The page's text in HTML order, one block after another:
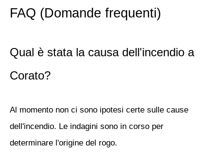
FAQ (Domande frequenti)
Qual è stata la causa dell'incendio a
Corato?
Al momento non ci sono ipotesi certe sulle cause
dell'incendio. Le indagini sono in corso per
determinare l'origine del rogo.